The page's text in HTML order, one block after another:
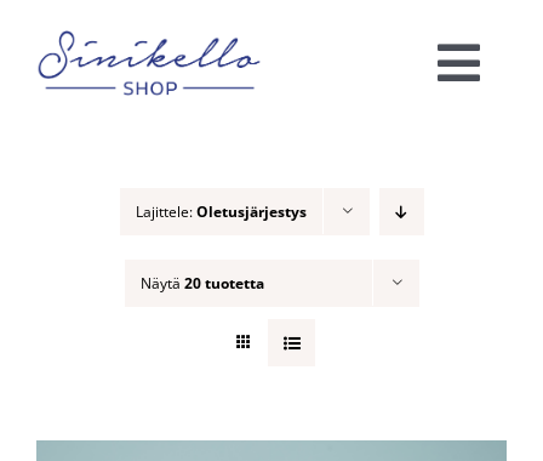
content
Lajittele:Oletusjärjestys
Näytä 20 tuotetta